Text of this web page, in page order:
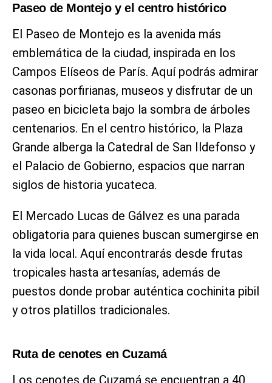
Paseo de Montejo y el centro histórico
El Paseo de Montejo es la avenida más
emblemática de la ciudad, inspirada en los
Campos Elíseos de París. Aquí podrás admirar
casonas porfirianas, museos y disfrutar de un
paseo en bicicleta bajo la sombra de árboles
centenarios. En el centro histórico, la Plaza
Grande alberga la Catedral de San Ildefonso y
el Palacio de Gobierno, espacios que narran
siglos de historia yucateca.
El Mercado Lucas de Gálvez es una parada
obligatoria para quienes buscan sumergirse en
la vida local. Aquí encontrarás desde frutas
tropicales hasta artesanías, además de
puestos donde probar auténtica cochinita pibil
y otros platillos tradicionales.
Ruta de cenotes en Cuzamá
Los cenotes de Cuzamá se encuentran a 40